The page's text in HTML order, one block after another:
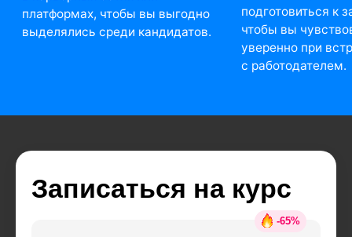
Записаться на курс
-65%